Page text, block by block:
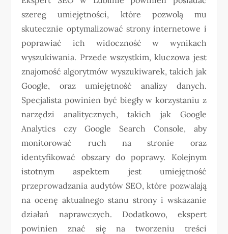
szereg umiejętności, które pozwolą mu
skutecznie optymalizować strony internetowe i
poprawiać ich widoczność w wynikach
wyszukiwania. Przede wszystkim, kluczowa jest
znajomość algorytmów wyszukiwarek, takich jak
Google, oraz umiejętność analizy danych.
Specjalista powinien być biegły w korzystaniu z
narzędzi analitycznych, takich jak Google
Analytics czy Google Search Console, aby
monitorować ruch na stronie oraz
identyfikować obszary do poprawy. Kolejnym
istotnym aspektem jest umiejętność
przeprowadzania audytów SEO, które pozwalają
na ocenę aktualnego stanu strony i wskazanie
działań naprawczych. Dodatkowo, ekspert
powinien znać się na tworzeniu treści